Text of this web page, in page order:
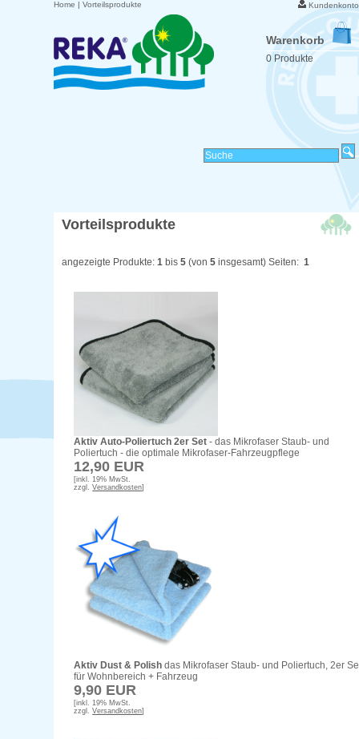
Kundenkonto
Warenkorb
0 Produkte
Home |Vorteilsprodukte
Vorteilsprodukte
angezeigte Produkte:1 bis5 (von5 insgesamt) Seiten:1
Aktiv Auto-Poliertuch 2er Set - das Mikrofaser Staub- und
Poliertuch - die optimale Mikrofaser-Fahrzeugpflege
12,90 EUR
[inkl. 19% MwSt.
zzgl.Versandkosten]
Aktiv Dust & Polish das Mikrofaser Staub- und Poliertuch, 2er
für Wohnbereich + Fahrzeug
9,90 EUR
[inkl. 19% MwSt.
zzgl.Versandkosten]